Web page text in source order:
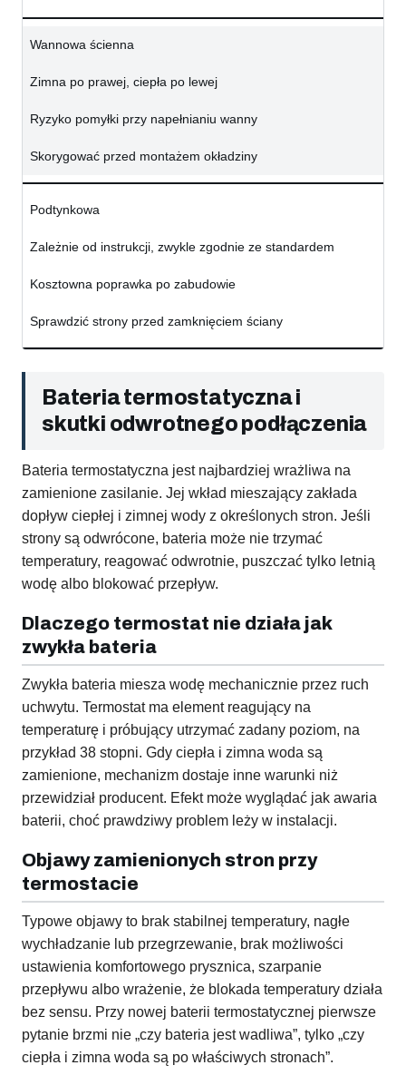
Wannowa ścienna
Zimna po prawej, ciepła po lewej
Ryzyko pomyłki przy napełnianiu wanny
Skorygować przed montażem okładziny
Podtynkowa
Zależnie od instrukcji, zwykle zgodnie ze standardem
Kosztowna poprawka po zabudowie
Sprawdzić strony przed zamknięciem ściany
Bateria termostatyczna i
skutki odwrotnego podłączenia
Bateria termostatyczna jest najbardziej wrażliwa na
zamienione zasilanie. Jej wkład mieszający zakłada
dopływ ciepłej i zimnej wody z określonych stron. Jeśli
strony są odwrócone, bateria może nie trzymać
temperatury, reagować odwrotnie, puszczać tylko letnią
wodę albo blokować przepływ.
Dlaczego termostat nie działa jak
zwykła bateria
Zwykła bateria miesza wodę mechanicznie przez ruch
uchwytu. Termostat ma element reagujący na
temperaturę i próbujący utrzymać zadany poziom, na
przykład 38 stopni. Gdy ciepła i zimna woda są
zamienione, mechanizm dostaje inne warunki niż
przewidział producent. Efekt może wyglądać jak awaria
baterii, choć prawdziwy problem leży w instalacji.
Objawy zamienionych stron przy
termostacie
Typowe objawy to brak stabilnej temperatury, nagłe
wychładzanie lub przegrzewanie, brak możliwości
ustawienia komfortowego prysznica, szarpanie
przepływu albo wrażenie, że blokada temperatury działa
bez sensu. Przy nowej baterii termostatycznej pierwsze
pytanie brzmi nie „czy bateria jest wadliwa”, tylko „czy
ciepła i zimna woda są po właściwych stronach”.